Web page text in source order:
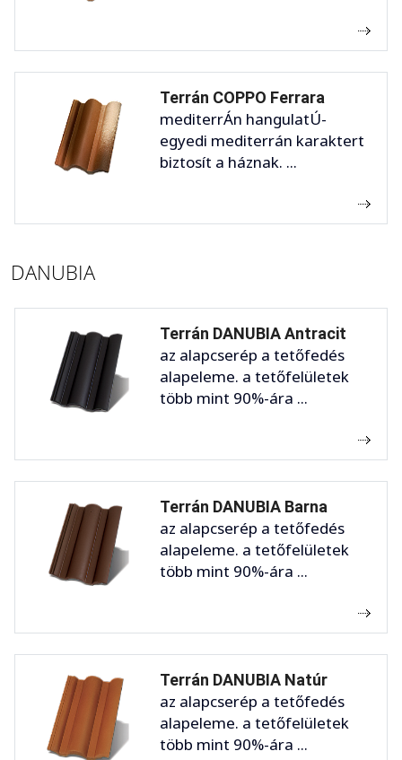
Terrán COPPO Ferrara
mediterrÁn hangulatÚ-
egyedi mediterrán karaktert
biztosít a háznak. ...
DANUBIA
Terrán DANUBIA Antracit
az alapcserép a tetőfedés
alapeleme. a tetőfelületek
több mint 90%-ára ...
Terrán DANUBIA Barna
az alapcserép a tetőfedés
alapeleme. a tetőfelületek
több mint 90%-ára ...
Terrán DANUBIA Natúr
az alapcserép a tetőfedés
alapeleme. a tetőfelületek
több mint 90%-ára ...